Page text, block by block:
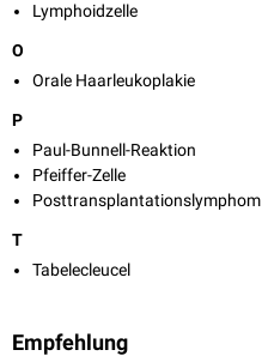
Lymphoidzelle
O
Orale Haarleukoplakie
P
Paul-Bunnell-Reaktion
Pfeiffer-Zelle
Posttransplantationslymphom
T
Tabelecleucel
Empfehlung